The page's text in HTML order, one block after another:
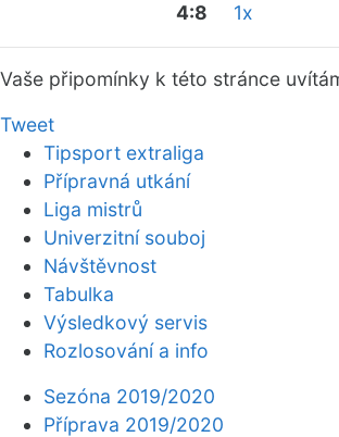
4:8
1x
Vaše připomínky k této stránce
Tweet
Tipsport extraliga
Přípravná utkání
Liga mistrů
Univerzitní souboj
Návštěvnost
Tabulka
Výsledkový servis
Rozlosování a info
Sezóna 2019/2020
Příprava 2019/2020